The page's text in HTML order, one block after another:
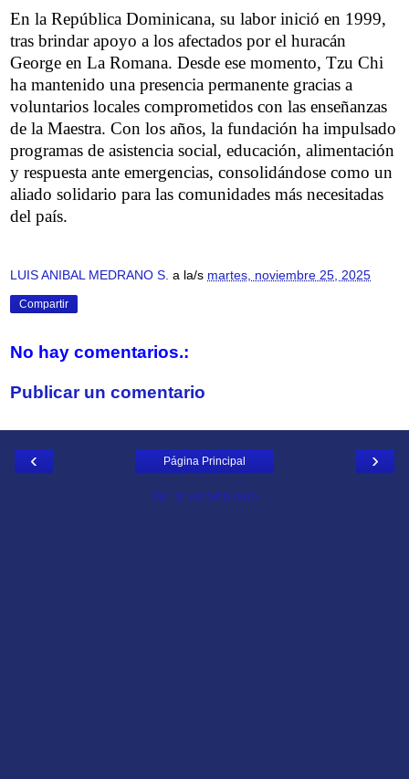
En la República Dominicana, su labor inició en 1999,
tras brindar apoyo a los afectados por el huracán
George en La Romana. Desde ese momento, Tzu Chi
ha mantenido una presencia permanente gracias a
voluntarios locales comprometidos con las enseñanzas
de la Maestra. Con los años, la fundación ha impulsado
programas de asistencia social, educación, alimentación
y respuesta ante emergencias, consolidándose como un
aliado solidario para las comunidades más necesitadas
del país.
LUIS ANIBAL MEDRANO S. a la/s martes, noviembre 25, 2025
Compartir
No hay comentarios.:
Publicar un comentario
‹ ›
Página Principal
Ver la versión web